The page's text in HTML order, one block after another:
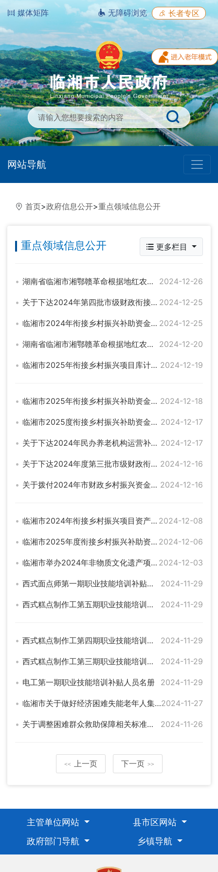
媒体矩阵 无障碍浏览 长者专区
网站导航
首页>政府信息公开>重点领域信息公开
重点领域信息公开 更多栏目
湖南省临湘市湘鄂赣革命根据地红农文旅融合乡村振兴项目绩效审核表公示 2024-12-26
关于下达2024年第四批市级财政衔接推进乡村振兴补助资金的通知（岳财农指[2024]31号） 2024-12-25
临湘市2024年衔接乡村振兴补助资金项目完成情况公示 2024-12-25
湖南省临湘市湘鄂赣革命根据地红农文旅融合乡村振兴项目绩效自评公示 2024-12-20
临湘市2025年衔接乡村振兴项目库计划公示 2024-12-19
临湘市2025年衔接乡村振兴补助资金入库计划表公示 2024-12-18
临湘市2025度衔接乡村振兴补助资金项目入库审定情况公告 2024-12-17
关于下达2024年民办养老机构运营补贴的公示 2024-12-17
关于下达2024年度第三批市级财政衔接推进乡村振兴补助资金的通知 2024-12-16
关于拨付2024年市财政乡村振兴资金的请示（县级配套7） 2024-12-16
临湘市2024年衔接乡村振兴项目资产确权公示 2024-12-08
临湘市2025年度衔接乡村振兴补助资金项目拟入库审定情况公示 2024-12-06
临湘市举办2024年非物质文化遗产项目传承人培训班 2024-12-03
西式面点师第一期职业技能培训补贴人员名册 2024-11-29
西式糕点制作工第五期职业技能培训补贴人员名册 2024-11-29
西式糕点制作工第四期职业技能培训补贴人员名册 2024-11-29
西式糕点制作工第三期职业技能培训补贴人员名册 2024-11-29
电工第一期职业技能培训补贴人员名册 2024-11-29
临湘市关于做好经济困难失能老年人集中照护服务工作的通知2024-11-27
关于调整困难群众救助保障相关标准的通知（岳民发【2024】9号） 2024-11-26
<< 上一页 下一页 >>
主管单位网站
县市区网站
政府部门导航
乡镇导航